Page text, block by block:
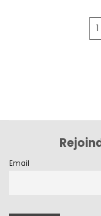
1
Email